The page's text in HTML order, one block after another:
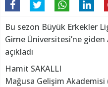
Bu sezon Büyük Erkekler
Girne Üniversitesi’ne
açıkladı
Hamit SAKALLI
Mağusa Gelişim Akademisi